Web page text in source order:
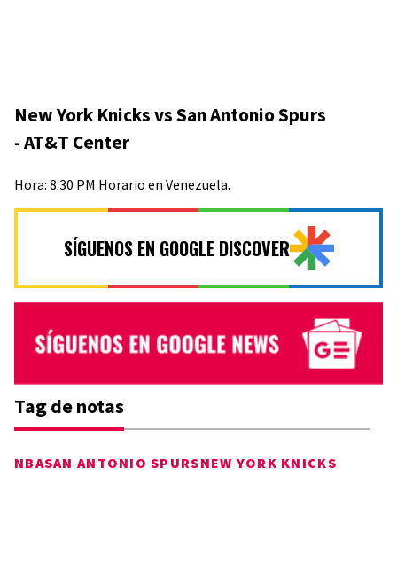
New York Knicks vs San Antonio Spurs
- AT&T Center
Hora: 8:30 PM Horario en Venezuela.
SÍGUENOS EN GOOGLE DISCOVER
Tag de notas
NBASAN ANTONIO SPURSNEW YORK KNICKS